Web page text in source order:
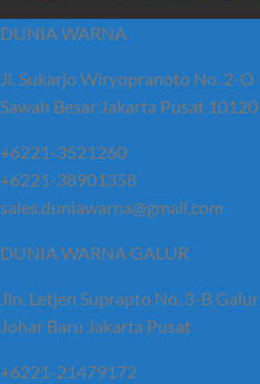
DUNIA WARNA
Jl. Sukarjo Wiryopranoto No. 2-O
Sawah Besar Jakarta Pusat 10120
+6221-3521260
+6221-38901358
sales.duniawarna@gmail.com
DUNIA WARNA GALUR
Jln. Letjen Suprapto No. 3-B Galur
Johar Baru Jakarta Pusat
+6221-21479172